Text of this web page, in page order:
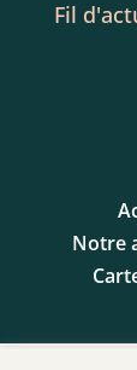
Fil
Notre